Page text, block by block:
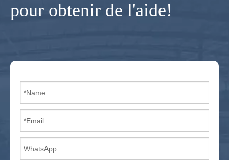
pour obtenir de l'aide!